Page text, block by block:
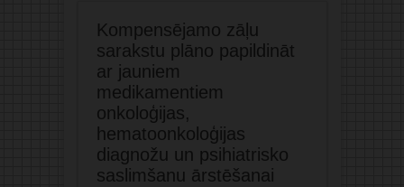
Kompensējamo zāļu
sarakstu plāno papildināt
ar jauniem
medikamentiem
onkoloģijas,
hematoonkoloģijas
diagnožu un psihiatrisko
saslimšanu ārstēšanai